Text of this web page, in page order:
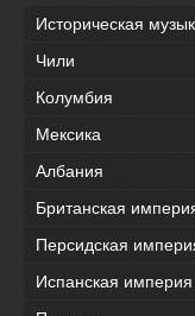
Историческая
Чили
Колумбия
Мексика
Албания
Британская
Персидская
Испанская империя